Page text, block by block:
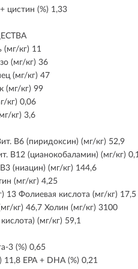
цистин (%) 1,33
(мг/кг) 11
(мг/кг) 36
(мг/кг) 47
(мг/кг) 99
кг) 0,06
кг) 3,6
B6 (пиридоксин) (мг/кг) 52,9
B12 (цианокобаламин) (мг/кг)
(ниацин) (мг/кг) 144,6
(мг/кг) 4,25
13 Фолиевая кислота (мг/кг) 17,5
кг) 46,7 Холин (мг/кг) 3100
(мг/кг) 59,1
3 (%) 0,65
11,8 EPA + DHA (%) 0,21